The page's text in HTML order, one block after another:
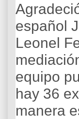
español
Leonel
equipo
hay 36
manera